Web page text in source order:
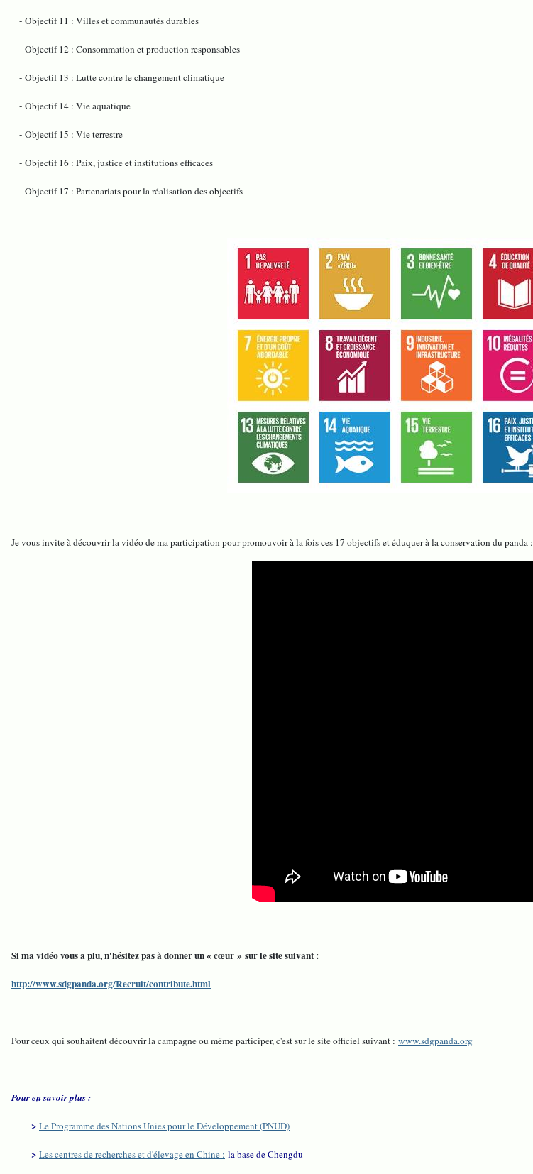
- Objectif 11 : Villes et communautés durables
- Objectif 12 : Consommation et production responsables
- Objectif 13 : Lutte contre le changement climatique
- Objectif 14 : Vie aquatique
- Objectif 15 : Vie terrestre
- Objectif 16 : Paix, justice et institutions efficaces
- Objectif 17 : Partenariats pour la réalisation des objectifs
Je vous invite à découvrir la vidéo de ma participation pour promouvoir à la fois ces 17 objectifs et éduquer à la conservation du panda :
Si ma vidéo vous a plu, n'hésitez pas à donner un « cœur » sur le site suivant :
http://www.sdgpanda.org/Recruit/contribute.html
Pour ceux qui souhaitent découvrir la campagne ou même participer, c'est sur le site officiel suivant : www.sdgpanda.org
Pour en savoir plus :
> Le Programme des Nations Unies pour le Développement (PNUD)
> Les centres de recherches et d'élevage en Chine : la base de Chengdu